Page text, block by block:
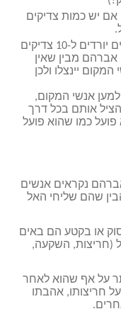
יש כמות צדיקים
יש פעולת הדרגה. מ-50 צדיקים יורדים ל-10 צדיקים
10 צדיקים, אברהם מבין שאין
יינצלו ולכן
אנשי המקום,
אותם בכל דרך
כמו שהוא פועל
נקראים אנשים
שהם שליחי האל
או בקטע הם באים
(חריצות, השקעה,
על אף שהוא לאחר
חריצותו, אהבתו